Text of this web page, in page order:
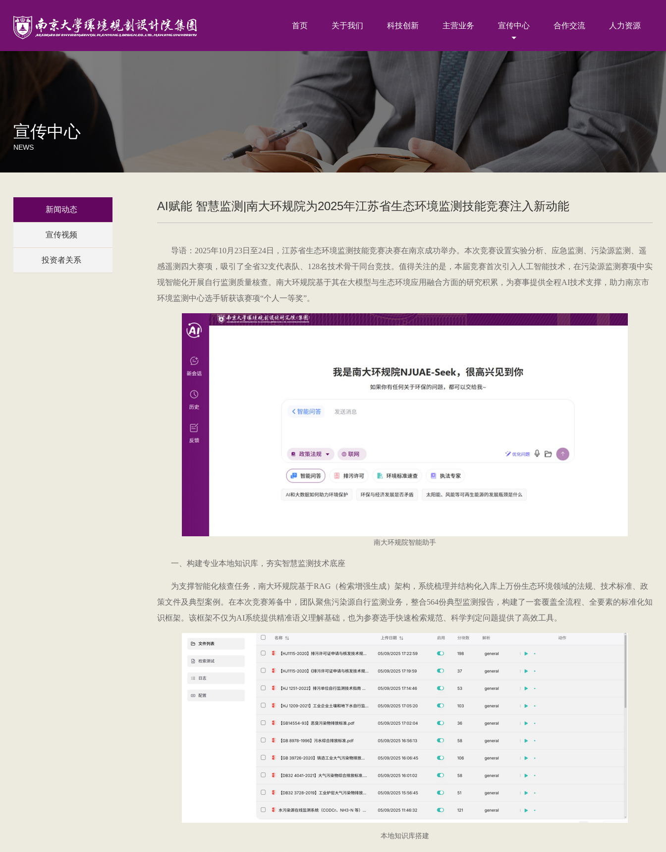
首页 关于我们 科技创新 主营业务 宣传中心 合作交流 人力资源
宣传中心
NEWS
新闻动态
宣传视频
投资者关系
AI赋能 智慧监测|南大环规院为2025年江苏省生态环境监测技能竞赛注入新动能
导语：2025年10月23日至24日，江苏省生态环境监测技能竞赛决赛在南京成功举办。本次竞赛设置实验分析、应急监测、污染源监测、遥
感遥测四大赛项，吸引了全省32支代表队、128名技术骨干同台竞技。值得关注的是，本届竞赛首次引入人工智能技术，在污染源监测赛项中实
现智能化开展自行监测质量核查。南大环规院基于其在大模型与生态环境应用融合方面的研究积累，为赛事提供全程AI技术支撑，助力南京市
环境监测中心选手斩获该赛项“个人一等奖”。
南大环规院智能助手
一、构建专业本地知识库，夯实智慧监测技术底座
为支撑智能化核查任务，南大环规院基于RAG（检索增强生成）架构，系统梳理并结构化入库上万份生态环境领域的法规、技术标准、政
策文件及典型案例。在本次竞赛筹备中，团队聚焦污染源自行监测业务，整合564份典型监测报告，构建了一套覆盖全流程、全要素的标准化知
识框架。该框架不仅为AI系统提供精准语义理解基础，也为参赛选手快速检索规范、科学判定问题提供了高效工具。
本地知识库搭建